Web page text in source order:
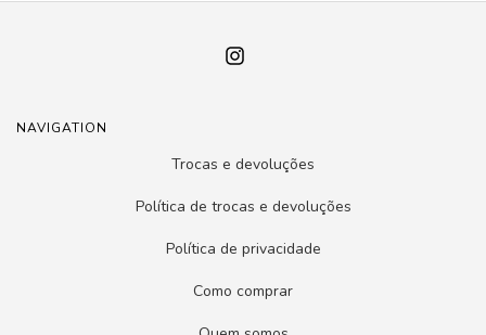
NAVIGATION
Trocas e devoluções
Política de trocas e devoluções
Política de privacidade
Como comprar